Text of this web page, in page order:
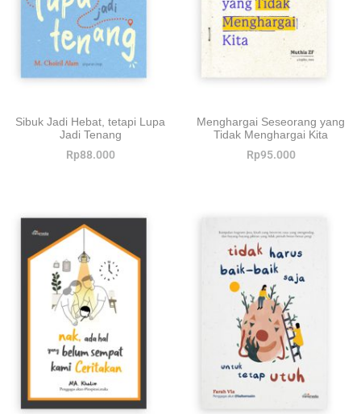
Sibuk Jadi Hebat, tetapi Lupa
Jadi Tenang
Rp88.000
Menghargai Seseorang yang
Tidak Menghargai Kita
Rp95.000